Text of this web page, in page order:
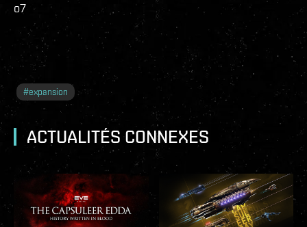
o7
#expansion
ACTUALITÉS CONNEXES